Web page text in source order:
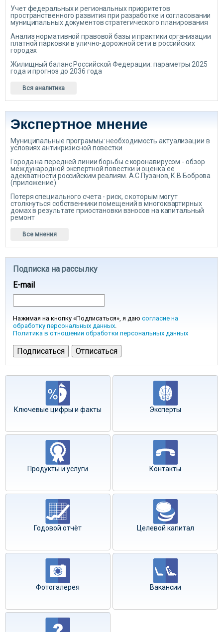
Учет федеральных и региональных приоритетов
пространственного развития при разработке и согласовании
муниципальных документов стратегического планирования
Анализ нормативной правовой базы и практики организации
платной парковки в улично-дорожной сети в российских
городах
Жилищный баланс Российской Федерации: параметры 2025
года и прогноз до 2036 года
Вся аналитика
Экспертное мнение
Муниципальные программы: необходимость актуализации в
условиях антикризисной повестки
Города на передней линии борьбы с коронавирусом - обзор
международной экспертной повестки и оценка ее
адекватности российским реалиям. А.С.Пузанов, К.В.Боброва
(приложение)
Потеря специального счета - риск, с которым могут
столкнуться собственники помещений в многоквартирных
домах в результате приостановки взносов на капитальный
ремонт
Все мнения
Подписка на рассылку
E-mail
Нажимая на кнопку «Подписаться», я даю согласие на
обработку персональных данных.
Политика в отношении обработки персональных данных
Ключевые цифры и факты Эксперты
Продукты и услуги Контакты
Годовой отчёт Целевой капитал
Фотогалерея Вакансии